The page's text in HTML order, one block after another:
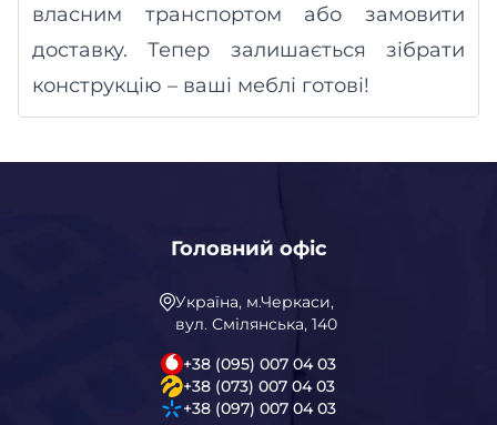
власним транспортом або замовити
доставку. Тепер залишається зібрати
конструкцію – ваші меблі готові!
Головний офіс
Україна, м.Черкаси,
вул. Смілянська, 140
+38 (095) 007 04 03
+38 (073) 007 04 03
+38 (097) 007 04 03